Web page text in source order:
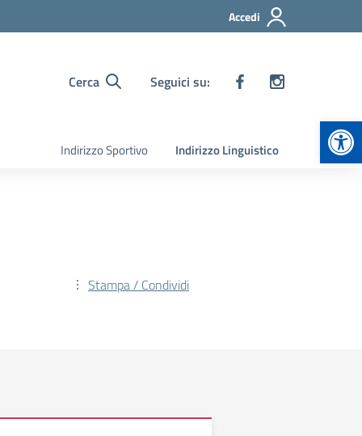
Accedi
Cerca Seguici su:
Indirizzo Sportivo Indirizzo Linguistico
Stampa / Condividi